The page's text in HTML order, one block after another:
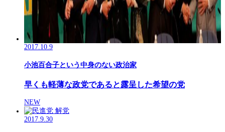
2017.10.9
小池百合子という中身のない政治家
早くも軽薄な政党であると露呈した希望の党
NEW
2017.9.30